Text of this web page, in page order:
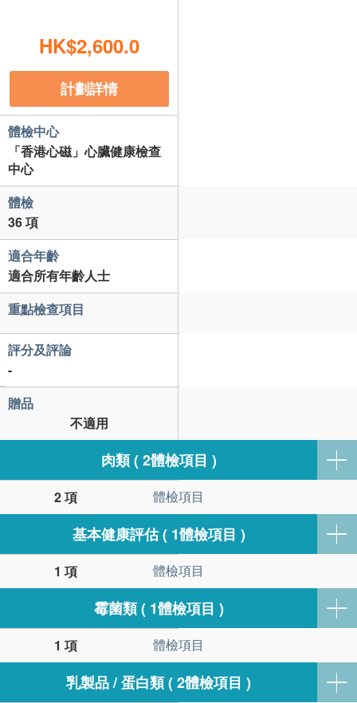
肉類 ( 2體檢項目 )
體檢項目
基本健康評估 ( 1體檢項目 )
體檢項目
霉菌類 ( 1體檢項目 )
體檢項目
乳製品 / 蛋白類 ( 2體檢項目 )
HK$2,600.0
計劃詳情
體檢中心
「香港心磁」心臟健康檢查
中心
體檢
36 項
適合年齡
適合所有年齡人士
重點檢查項目
評分及評論
-
贈品
不適用
2 項
1 項
1 項